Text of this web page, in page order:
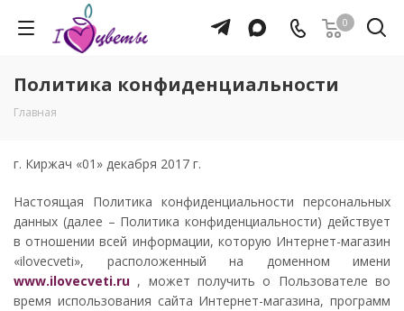
0
Политика конфиденциальности
Главная
г. Киржач «01» декабря 2017 г.
Настоящая Политика конфиденциальности персональных
данных (далее – Политика конфиденциальности) действует
в отношении всей информации, которую Интернет-магазин
«ilovecveti», расположенный на доменном имени
www.ilovecveti.ru , может получить о Пользователе во
время использования сайта Интернет-магазина, программ